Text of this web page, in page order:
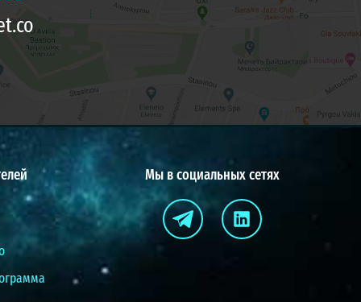
Мы в социальных сетях